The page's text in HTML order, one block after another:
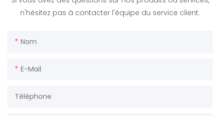
n'hésitez pas à contacter l'équipe du service client.
Nom
E-Mail
Téléphone